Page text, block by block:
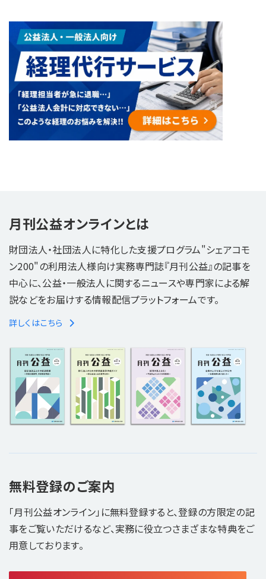
月刊公益オンラインとは
財団法人・社団法人に特化した支援プログラム"シェアコモ
ン200"の利用法人様向け実務専門誌『月刊公益』の記事を
中心に、公益・一般法人に関するニュースや専門家による解
説などをお届けする情報配信プラットフォームです。
詳しくはこちら
無料登録のご案内
「月刊公益オンライン」に無料登録すると、登録の方限定の記
事をご覧いただけるなど、実務に役立つさまざまな特典をご
用意しております。